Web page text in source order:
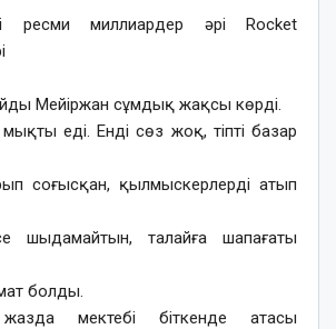
ресми миллиардер әрі Rocket
Мейіржан сұмдық жақсы көрді.
еді. Енді сөз жоқ, тіпті базар
соғысқан, қылмыскерлерді атып
шыдамайтын, талайға шапағаты
болды.
мектебі біткенде атасы